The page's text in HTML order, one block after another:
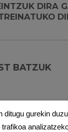
DIRA
BATZUK
ditugu gurekin